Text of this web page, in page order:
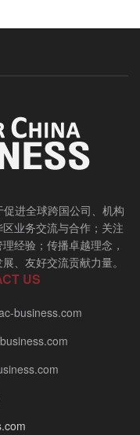
进全球跨国公司、机构
业务交流与合作；关注
经验；传播卓越理念，
、友好交流贡献力量。
US
business.com